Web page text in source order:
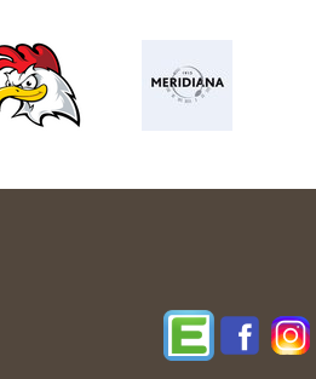
EdupageFacebook